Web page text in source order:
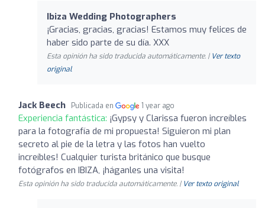
Ibiza Wedding Photographers
¡Gracias, gracias, gracias! Estamos muy felices de
haber sido parte de su día. XXX
Esta opinión ha sido traducida automáticamente. | Ver texto
original
Jack Beech Publicada en 1 year ago
Experiencia fantástica: ¡Gypsy y Clarissa fueron increíbles
para la fotografía de mi propuesta! Siguieron mi plan
secreto al pie de la letra y las fotos han vuelto
increíbles! Cualquier turista británico que busque
fotógrafos en IBIZA, ¡háganles una visita!
Esta opinión ha sido traducida automáticamente. | Ver texto original